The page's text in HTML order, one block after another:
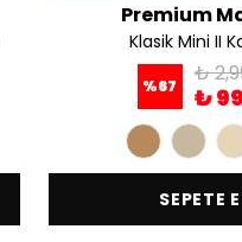
Premium
Klasik Mini II
%67 ₺
₺
SEPETE